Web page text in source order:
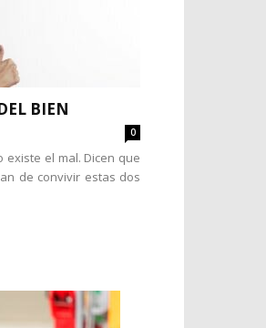
BIEN
0
existe el mal. Dicen que
de convivir estas dos